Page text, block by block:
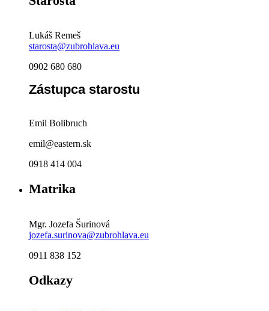
Lukáš Remeš
starosta@zubrohlava.eu
0902 680 680
Zástupca starostu
Emil Bolibruch
emil@eastern.sk
0918 414 004
Matrika
Mgr. Jozefa Šurinová
jozefa.surinova@zubrohlava.eu
0911 838 152
Odkazy